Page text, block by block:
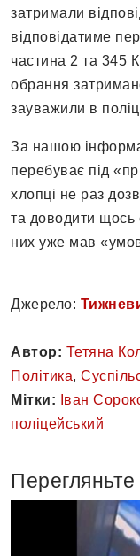
затримали
відповідатиме
частина 2 та 345
обрання
зауважили в
За нашою
перебуває під
хлопці не раз
та доводити
них уже мав
Джерело:
Автор: Тетяна
Політика,
Мітки:
Іван
поліцейський